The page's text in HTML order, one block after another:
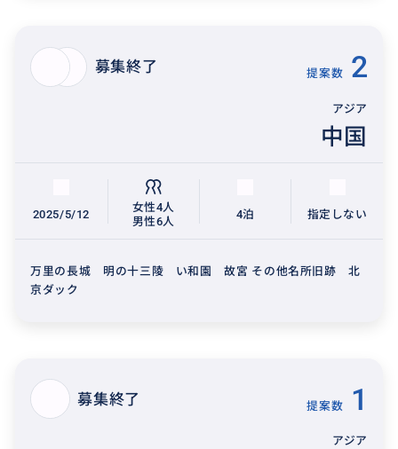
募集終了 提案数 2
アジア
中国
2025/5/12
女性4人
男性6人
4泊 指定しない
万里の長城 明の十三陵 い和園 故宮 その他名所旧跡 北
京ダック
募集終了 提案数 1
アジア